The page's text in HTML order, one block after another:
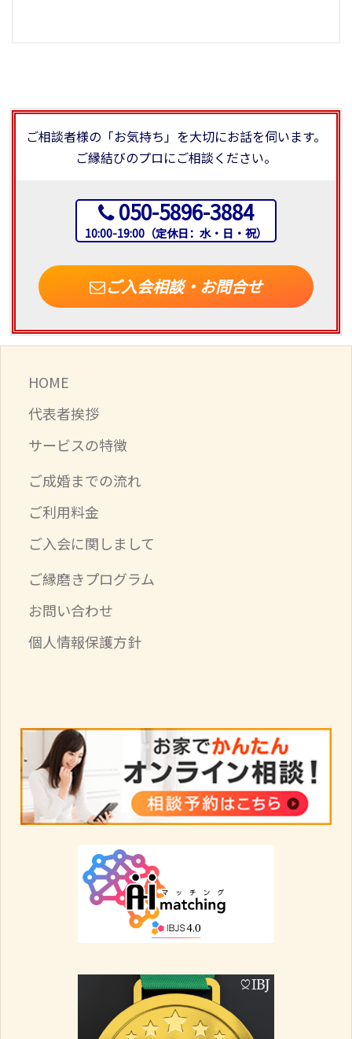
ご相談者様の「お気持ち」を大切にお話を伺います。
ご縁結びのプロにご相談ください。
050-5896-3884
10:00-19:00（定休日：水・日・祝）
ご入会相談・お問合せ
HOME
代表者挨拶
サービスの特徴
ご成婚までの流れ
ご利用料金
ご入会に関しまして
ご縁磨きプログラム
お問い合わせ
個人情報保護方針